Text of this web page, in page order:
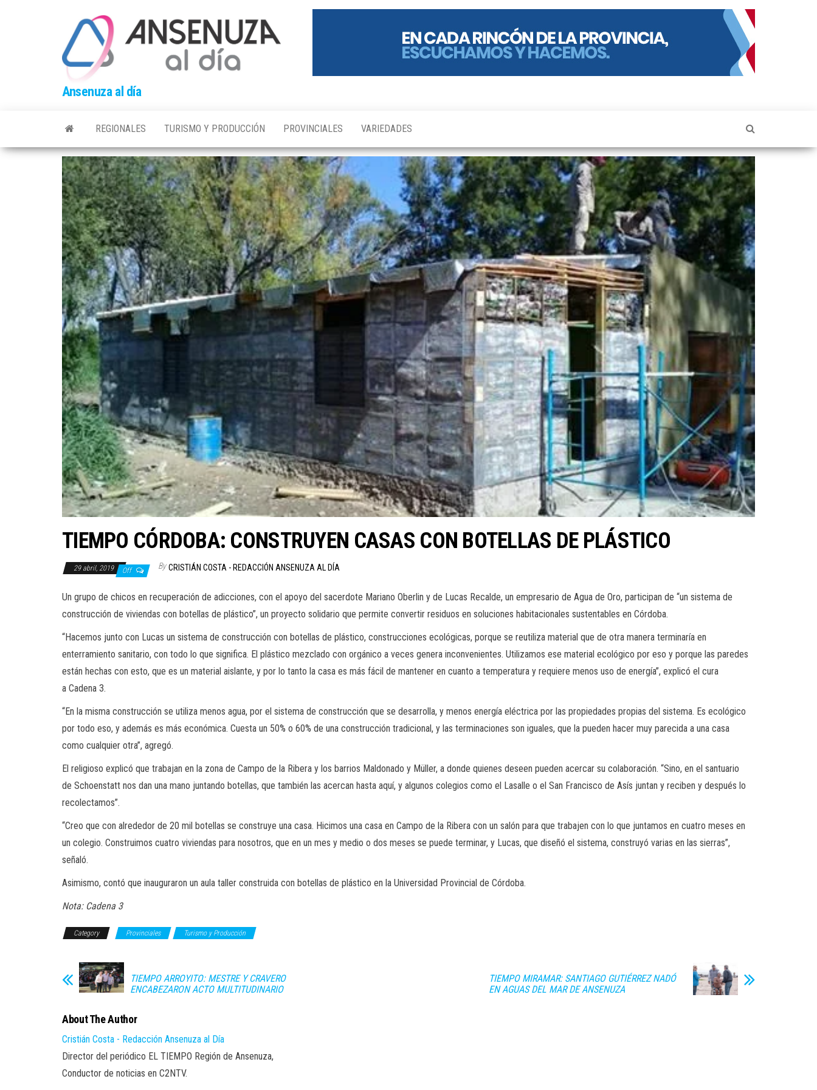
Ansenuza al día
REGIONALES TURISMO Y PRODUCCIÓN PROVINCIALES VARIEDADES
TIEMPO CÓRDOBA: CONSTRUYEN CASAS CON BOTELLAS DE PLÁSTICO
29 abril, 2019 Off By CRISTIÁN COSTA - REDACCIÓN ANSENUZA AL DÍA
Un grupo de chicos en recuperación de adicciones, con el apoyo del sacerdote Mariano Oberlin y de Lucas Recalde, un empresario de Agua de Oro, participan de “un sistema de
construcción de viviendas con botellas de plástico”, un proyecto solidario que permite convertir residuos en soluciones habitacionales sustentables en Córdoba.
“Hacemos junto con Lucas un sistema de construcción con botellas de plástico, construcciones ecológicas, porque se reutiliza material que de otra manera terminaría en
enterramiento sanitario, con todo lo que significa. El plástico mezclado con orgánico a veces genera inconvenientes. Utilizamos ese material ecológico por eso y porque las paredes
están hechas con esto, que es un material aislante, y por lo tanto la casa es más fácil de mantener en cuanto a temperatura y requiere menos uso de energía”, explicó el cura
a Cadena 3.
“En la misma construcción se utiliza menos agua, por el sistema de construcción que se desarrolla, y menos energía eléctrica por las propiedades propias del sistema. Es ecológico
por todo eso, y además es más económica. Cuesta un 50% o 60% de una construcción tradicional, y las terminaciones son iguales, que la pueden hacer muy parecida a una casa
como cualquier otra”, agregó.
El religioso explicó que trabajan en la zona de Campo de la Ribera y los barrios Maldonado y Müller, a donde quienes deseen pueden acercar su colaboración. “Sino, en el santuario
de Schoenstatt nos dan una mano juntando botellas, que también las acercan hasta aquí, y algunos colegios como el Lasalle o el San Francisco de Asís juntan y reciben y después lo
recolectamos”.
“Creo que con alrededor de 20 mil botellas se construye una casa. Hicimos una casa en Campo de la Ribera con un salón para que trabajen con lo que juntamos en cuatro meses en
un colegio. Construimos cuatro viviendas para nosotros, que en un mes y medio o dos meses se puede terminar, y Lucas, que diseñó el sistema, construyó varias en las sierras”,
señaló.
Asimismo, contó que inauguraron un aula taller construida con botellas de plástico en la Universidad Provincial de Córdoba.
Nota: Cadena 3
Category Provinciales Turismo y Producción
TIEMPO ARROYITO: MESTRE Y CRAVERO
ENCABEZARON ACTO MULTITUDINARIO
TIEMPO MIRAMAR: SANTIAGO GUTIÉRREZ NADÓ
EN AGUAS DEL MAR DE ANSENUZA
About The Author
Cristián Costa - Redacción Ansenuza al Día
Director del periódico EL TIEMPO Región de Ansenuza,
Conductor de noticias en C2NTV.